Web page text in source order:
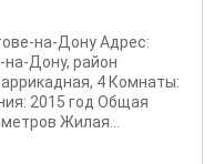
на-Дону Адрес:
на-Дону, район
4 Комнаты:
2015 год Общая
Жилая...